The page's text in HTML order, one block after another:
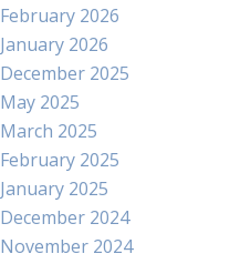
February 2026
January 2026
December 2025
May 2025
March 2025
February 2025
January 2025
December 2024
November 2024